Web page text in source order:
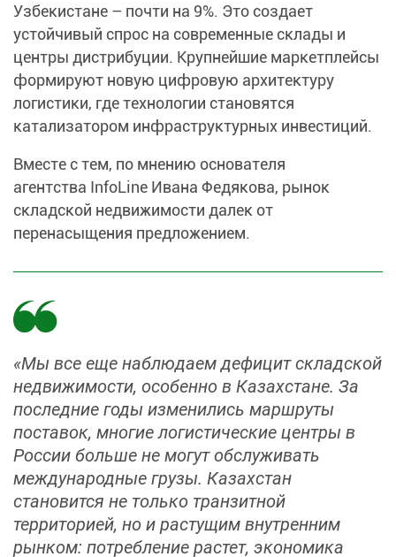
Узбекистане – почти на 9%. Это создает
устойчивый спрос на современные склады и
центры дистрибуции. Крупнейшие маркетплейсы
формируют новую цифровую архитектуру
логистики, где технологии становятся
катализатором инфраструктурных инвестиций.
Вместе с тем, по мнению основателя
агентства InfoLine Ивана Федякова, рынок
складской недвижимости далек от
перенасыщения предложением.
«Мы все еще наблюдаем дефицит складской
недвижимости, особенно в Казахстане. За
последние годы изменились маршруты
поставок, многие логистические центры в
России больше не могут обслуживать
международные грузы. Казахстан
становится не только транзитной
территорией, но и растущим внутренним
рынком: потребление растет, экономика